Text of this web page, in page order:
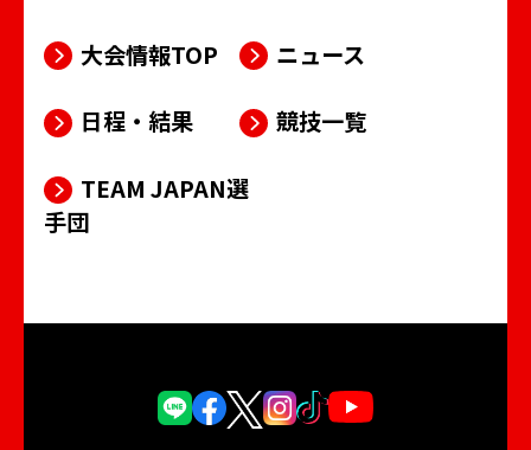
大会情報TOP ニュース
日程・結果 競技一覧
TEAM JAPAN選
手団